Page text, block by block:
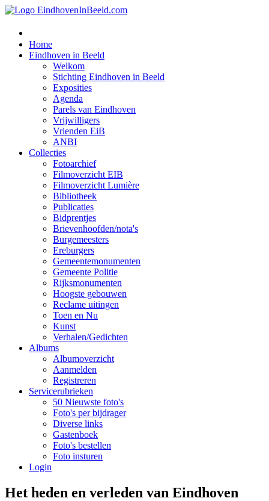
Home
Eindhoven in Beeld
Welkom
Stichting Eindhoven in Beeld
Exposities
Agenda
Parels van Eindhoven
Vrijwilligers
Vrienden EiB
ANBI
Collecties
Fotoarchief
Filmoverzicht EIB
Filmoverzicht Lumière
Bibliotheek
Publicaties
Bidprentjes
Brievenhoofden/nota's
Burgemeesters
Ereburgers
Gemeentemonumenten
Gemeente Politie
Rijksmonumenten
Hoogste gebouwen
Reclame uitingen
Toen en Nu
Kunst
Verhalen/Gedichten
Albums
Albumoverzicht
Aanmelden
Registreren
Servicerubrieken
50 Nieuwste foto's
Foto's per bijdrager
Diverse links
Gastenboek
Foto's bestellen
Foto insturen
Login
Het heden en verleden van Eindhoven